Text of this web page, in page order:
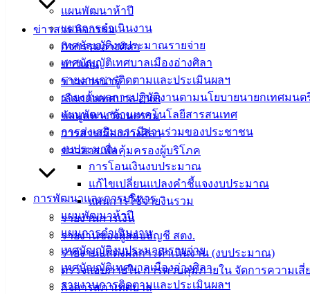
แผนพัฒนาห้าปี
แผนการดำเนินงาน
เทศบัญญัติงบประมาณรายจ่าย
เทศบัญญัติเทศบาลเมืองอ่างศิลา
รายงานการติดตามและประเมินผลฯ
รายงานผลการปฏิบัติงานตามนโยบายนายกเทศมนต
แผนพัฒนาด้านเทคโนโลยีสารสนเทศ
การส่งเสริมการมีส่วนร่วมของประชาชน
งบประมาณ
การโอนเงินงบประมาณ
แก้ไขเปลี่ยนแปลงคำชี้แจงงบประมาณ
แผนการใช้จ่ายงินรวม
รายงานการเงิน
รายงานของผู้สอบบัญชี สตง.
รายงานแสดงผลการดำเนินงาน (งบประมาณ)
ตรวจสอบภายใน การควบคุมภายใน จัดการความเสี่
กิจการสภาเทศบาล
ข่าวสาร กิจกรรม
กิจกรรมอ่างศิลา
ข่าวเด่น
ข่าวสารน่ารู้
เลือกตั้งเทศบาล 2568
ข้อมูลทางวัฒนธรรม
วารสารเมืองอ่างศิลา
ข่าวสารเพื่อคุ้มครองผู้บริโภค
การพัฒนาและการบริหาร
แผนพัฒนาห้าปี
แผนการดำเนินงาน
เทศบัญญัติงบประมาณรายจ่าย
เทศบัญญัติเทศบาลเมืองอ่างศิลา
รายงานการติดตามและประเมินผลฯ